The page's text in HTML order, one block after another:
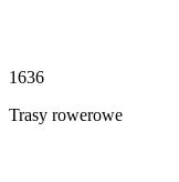
1636
Trasy rowerowe